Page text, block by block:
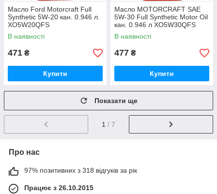
Масло Ford Motorcraft Full
Synthetic 5W-20 кан. 0.946 л.
XO5W20QFS
В наявності
471 ₴
Купити
Масло MOTORCRAFT SAE
5W-30 Full Synthetic Motor Oil
кан. 0.946 л XO5W30QFS
В наявності
477 ₴
Купити
Показати ще
1 / 7
Про нас
97% позитивних з 318 відгуків за рік
Працює з 26.10.2015